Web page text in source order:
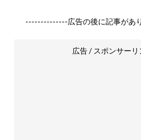
--------------広告の後に記事があ
広告 / スポンサーリ